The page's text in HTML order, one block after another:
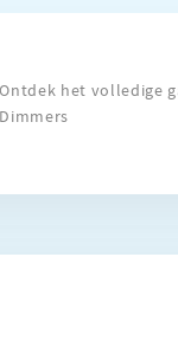
Ontdek het volledige
Dimmers